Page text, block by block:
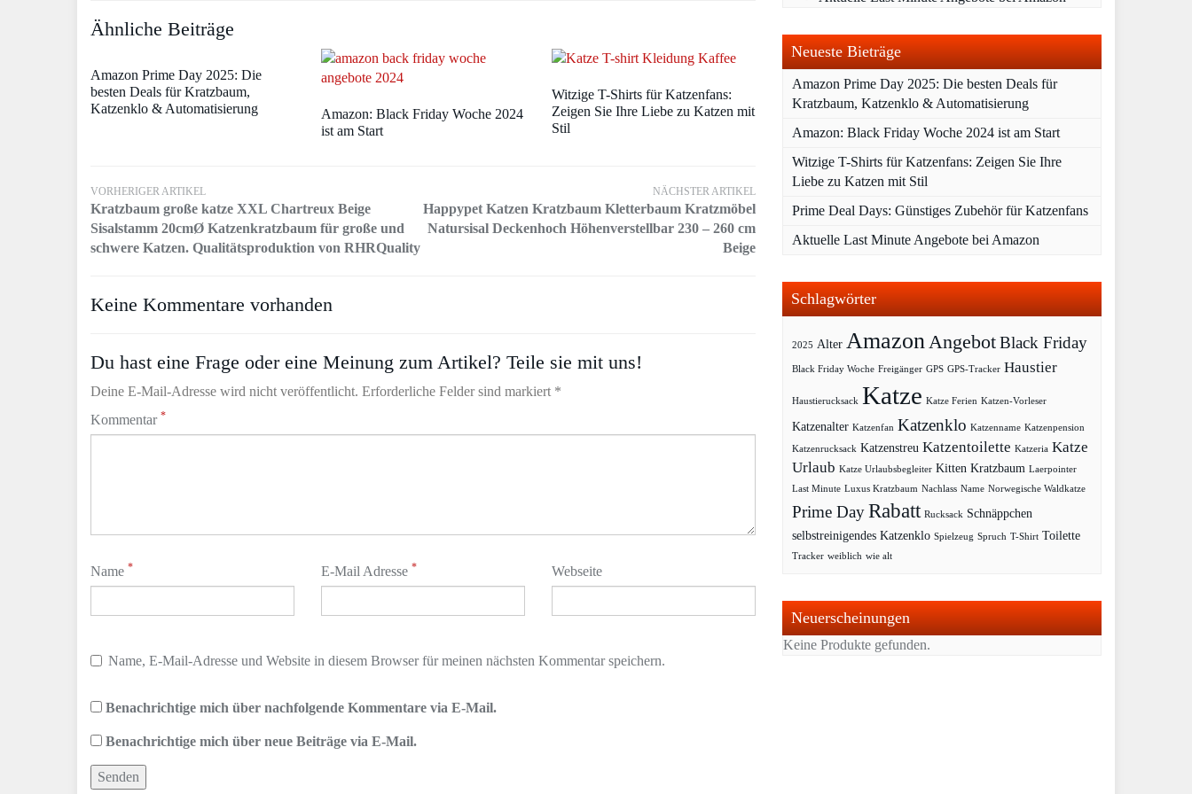
Ähnliche Beiträge
Amazon Prime Day 2025: Die
besten Deals für Kratzbaum,
Katzenklo & Automatisierung
Amazon: Black Friday Woche 2024
ist am Start
Witzige T-Shirts für Katzenfans:
Zeigen Sie Ihre Liebe zu Katzen mit
Stil
VORHERIGER ARTIKEL
Kratzbaum große katze XXL Chartreux Beige
Sisalstamm 20cmØ Katzenkratzbaum für große und
schwere Katzen. Qualitätsproduktion von RHRQuality
NÄCHSTER ARTIKEL
Happypet Katzen Kratzbaum Kletterbaum Kratzmöbel
Natursisal Deckenhoch Höhenverstellbar 230 – 260 cm
Beige
Keine Kommentare vorhanden
Du hast eine Frage oder eine Meinung zum Artikel? Teile sie mit uns!
Deine E-Mail-Adresse wird nicht veröffentlicht. Erforderliche Felder sind markiert *
Kommentar *
Name * E-Mail Adresse * Webseite
Name, E-Mail-Adresse und Website in diesem Browser für meinen nächsten Kommentar speichern.
Benachrichtige mich über nachfolgende Kommentare via E-Mail.
Benachrichtige mich über neue Beiträge via E-Mail.
Neueste Bieträge
Amazon Prime Day 2025: Die besten Deals für
Kratzbaum, Katzenklo & Automatisierung
Amazon: Black Friday Woche 2024 ist am Start
Witzige T-Shirts für Katzenfans: Zeigen Sie Ihre
Liebe zu Katzen mit Stil
Prime Deal Days: Günstiges Zubehör für Katzenfans
Aktuelle Last Minute Angebote bei Amazon
Schlagwörter
2025 Alter AmazonAngebotBlack Friday
Black Friday Woche Freigänger GPS GPS-Tracker Haustier
Haustierucksack Katze Katze Ferien Katzen-Vorleser
Katzenalter Katzenfan Katzenklo Katzenname Katzenpension
Katzenrucksack Katzenstreu Katzentoilette Katzeria Katze
Urlaub Katze Urlaubsbegleiter Kitten Kratzbaum Laerpointer
Last Minute Luxus Kratzbaum Nachlass Name Norwegische Waldkatze
Prime DayRabatt Rucksack Schnäppchen
selbstreinigendes Katzenklo Spielzeug Spruch T-Shirt Toilette
Tracker weiblich wie alt
Neuerscheinungen
Keine Produkte gefunden.